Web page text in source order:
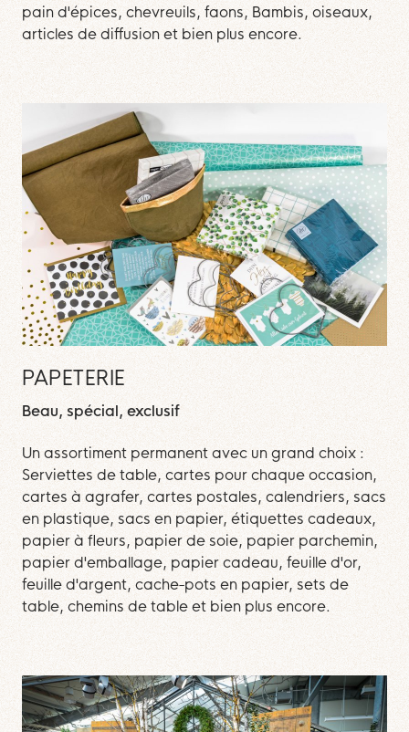
pain d'épices, chevreuils, faons, Bambis, oiseaux,
articles de diffusion et bien plus encore.
PAPETERIE
Beau, spécial, exclusif
Un assortiment permanent avec un grand choix :
Serviettes de table, cartes pour chaque occasion,
cartes à agrafer, cartes postales, calendriers, sacs
en plastique, sacs en papier, étiquettes cadeaux,
papier à fleurs, papier de soie, papier parchemin,
papier d'emballage, papier cadeau, feuille d'or,
feuille d'argent, cache-pots en papier, sets de
table, chemins de table et bien plus encore.